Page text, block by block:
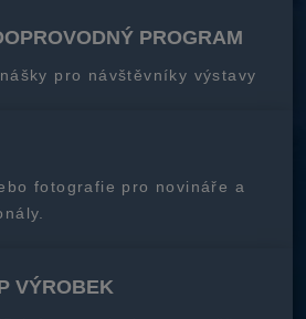
PROGRAM
pro návštěvníky výstavy
fotografie pro novináře a
VÝROBEK